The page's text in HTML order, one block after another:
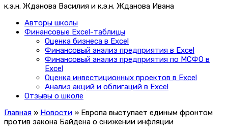
к.э.н. Жданова Василия и к.э.н. Жданова Ивана
Авторы школы
Финансовые Excel-таблицы
Оценка бизнеса в Excel
Финансовый анализ предприятия в Excel
Финансовый анализ предприятия по МСФО в
Excel
Оценка инвестиционных проектов в Excel
Анализ акций и облигаций в Excel
Отзывы о школе
Главная » Новости » Европа выступает единым фронтом
против закона Байдена о снижении инфляции